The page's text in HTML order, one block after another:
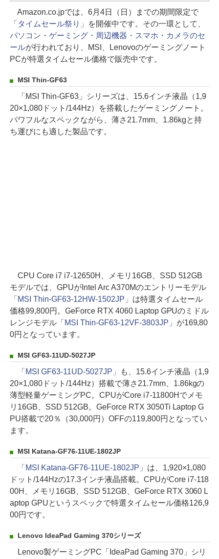
Amazon.co.jpでは、6月4日（日）までの期間限定で
「タイムセール祭り」
を開催中です。その一環として、
パソコン・ゲーミング・周辺機器・スマホ・カメラのセ
ールが行われており、MSI、Lenovoのゲーミングノート
PCが特選タイムセール価格で販売中です。
MSI Thin-GF63
「MSI Thin-GF63」シリーズは、15.6インチ液晶（1,9
20×1,080ドット/144Hz）を搭載したゲーミングノート。
パワフルなスペックながら、薄さ21.7mm、1.86kgと持
ち運びにも適した製品です。
CPU Core i7 i7-12650H、メモリ16GB、SSD 512GB
モデルでは、GPUがIntel Arc A370Mのエントリーモデル
「MSI Thin-GF63-12HW-1502JP」 は特選タイムセール
価格99,800円。GeForce RTX 4060 Laptop GPUのミドル
レンジモデル「MSI Thin-GF63-12VF-3803JP」 が169,80
0円となっています。
MSI GF63-11UD-5027JP
「MSI GF63-11UD-5027JP」
も、15.6インチ液晶（1,9
20×1,080ドット/144Hz）搭載で薄さ21.7mm、1.86kgの
薄型軽量ゲーミングPC。CPUがCore i7-11800Hでメモ
リ16GB、SSD 512GB。GeForce RTX 3050Ti Laptop G
PU搭載で20％（30,000円）OFFの119,800円となってい
ます。
MSI Katana-GF76-11UE-1802JP
「MSI Katana-GF76-11UE-1802JP」 は、1,920×1,080
ドット/144Hzの17.3インチ液晶搭載。CPUがCore i7-118
00H、メモリ16GB、SSD 512GB、GeForce RTX 3060 L
aptop GPUというスペックで特選タイムセール価格126,9
00円です。
Lenovo IdeaPad Gaming 370シリーズ
Lenovo製ゲーミングPC「IdeaPad Gaming 370」シリ